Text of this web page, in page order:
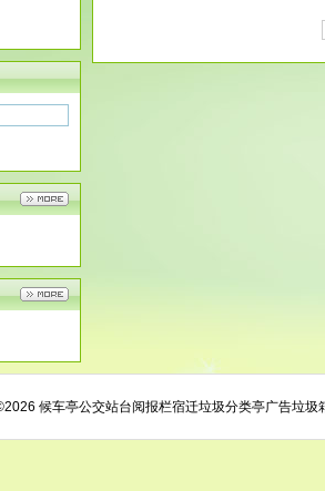
候车亭公交站台阅报栏宿迁垃圾分类亭广告垃